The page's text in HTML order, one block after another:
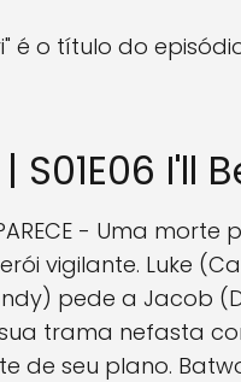
é o título do
I'll
PARECE - Uma
vigilante. Luke
pede a Jacob
trama nefasta
de seu plano.